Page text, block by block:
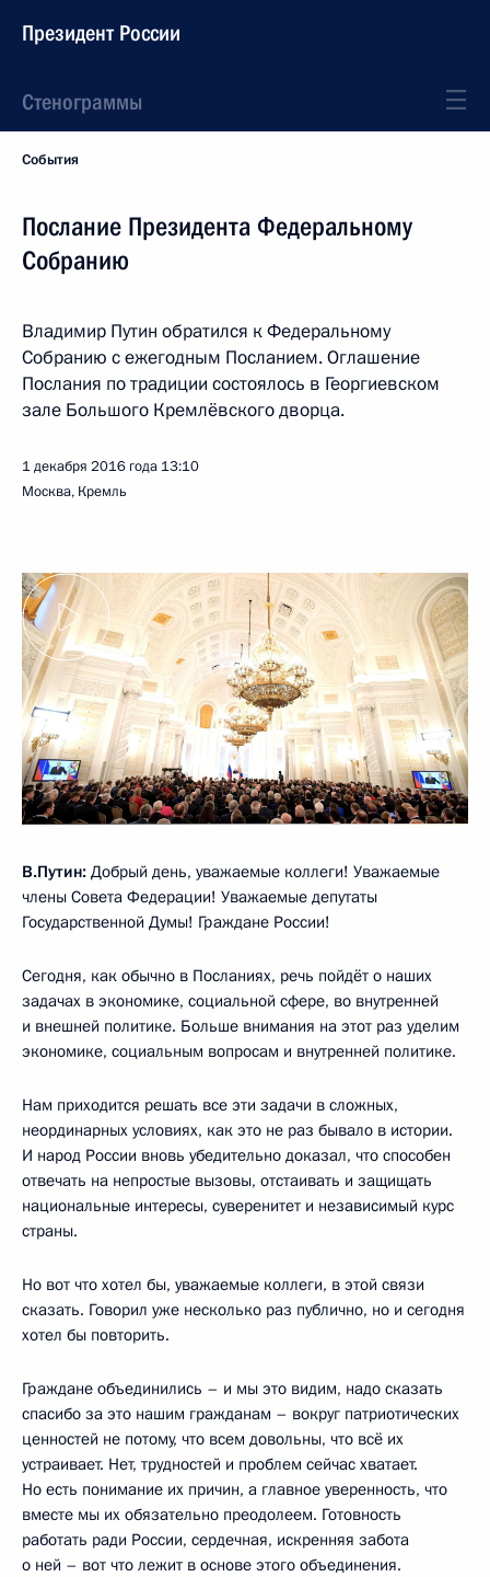
Президент России
Стенограммы
События
Послание Президента Федеральному
Собранию
Владимир Путин обратился к Федеральному
Собранию с ежегодным Посланием. Оглашение
Послания по традиции состоялось в Георгиевском
зале Большого Кремлёвского дворца.
1 декабря 2016 года 13:10
Москва, Кремль
В.Путин: Добрый день, уважаемые коллеги! Уважаемые
члены Совета Федерации! Уважаемые депутаты
Государственной Думы! Граждане России!
Сегодня, как обычно в Посланиях, речь пойдёт о наших
задачах в экономике, социальной сфере, во внутренней
и внешней политике. Больше внимания на этот раз уделим
экономике, социальным вопросам и внутренней политике.
Нам приходится решать все эти задачи в сложных,
неординарных условиях, как это не раз бывало в истории.
И народ России вновь убедительно доказал, что способен
отвечать на непростые вызовы, отстаивать и защищать
национальные интересы, суверенитет и независимый курс
страны.
Но вот что хотел бы, уважаемые коллеги, в этой связи
сказать. Говорил уже несколько раз публично, но и сегодня
хотел бы повторить.
Граждане объединились – и мы это видим, надо сказать
спасибо за это нашим гражданам – вокруг патриотических
ценностей не потому, что всем довольны, что всё их
устраивает. Нет, трудностей и проблем сейчас хватает.
Но есть понимание их причин, а главное уверенность, что
вместе мы их обязательно преодолеем. Готовность
работать ради России, сердечная, искренняя забота
о ней – вот что лежит в основе этого объединения.